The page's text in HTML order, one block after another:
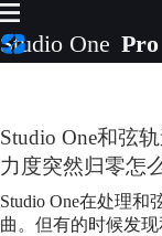
Studio One Pro
插件
下载
视频教程
服务
Studio One和弦
力度突然归零怎
Studio One在处理
曲。但有的时候发